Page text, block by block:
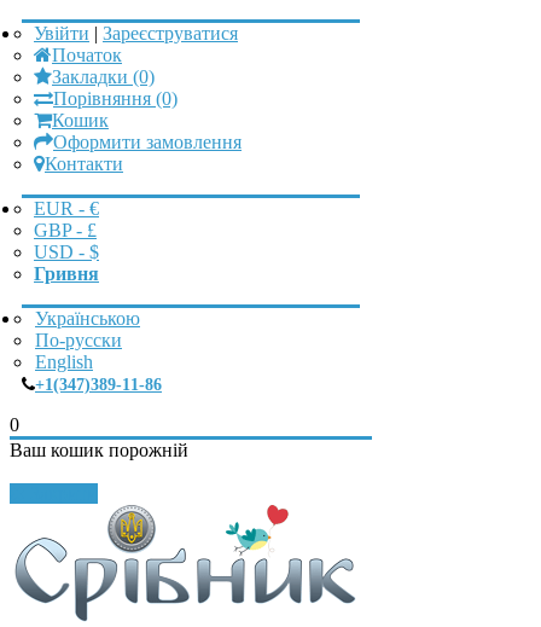
Увійти | Зареєструватися
Початок
Закладки (0)
Порівняння (0)
Кошик
Оформити замовлення
Контакти
EUR - €
GBP - £
USD - $
Гривня
Українською
По-русски
English
+1(347)389-11-86
0
Ваш кошик порожній